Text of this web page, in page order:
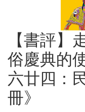
【書評】
俗慶典的
六廿四：
冊》